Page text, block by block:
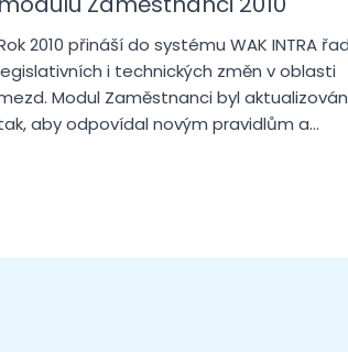
2010 přináší do systému WAK INTRA
i technických změn v oblasti
Modul Zaměstnanci byl aktualizován
aby odpovídal novým pravidlům a…